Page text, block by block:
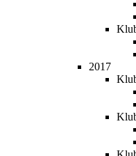
2017